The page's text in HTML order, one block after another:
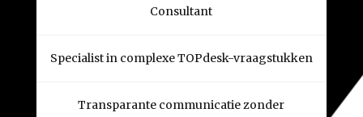
Consultant
Specialist in complexe TOPdesk-vraagstukken
Transparante communicatie zonder